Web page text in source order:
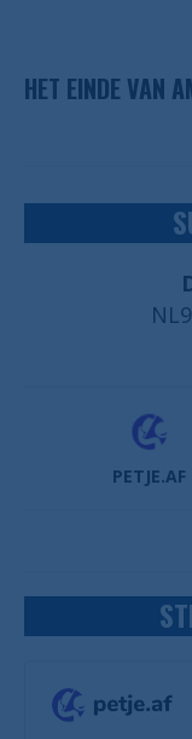
HET EINDE VAN
PETJE.AF